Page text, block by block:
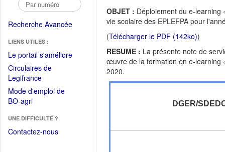
Recherche Avancée
LIENS UTILES :
Le portail s'améliore(Fichier
Circulaires de
Legifrance(Ouvrir
dans
une
fenêtre)
Mode d'emploi de
BO-agri(Ouvrir
une
nouvelle
UNE DIFFICULTÉ ?
Contactez-nous
OBJET : Déploiement du e-learning
vie scolaire des EPLEFPA pour
(Télécharger le PDF (142ko))
RESUME : La présente note de
œuvre de la formation en e-learning
2020.
DGER/